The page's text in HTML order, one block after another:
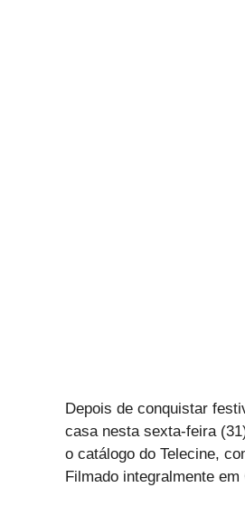
Depois de conquistar
casa nesta sexta-feira
o catálogo do Telecine,
Filmado integralmente